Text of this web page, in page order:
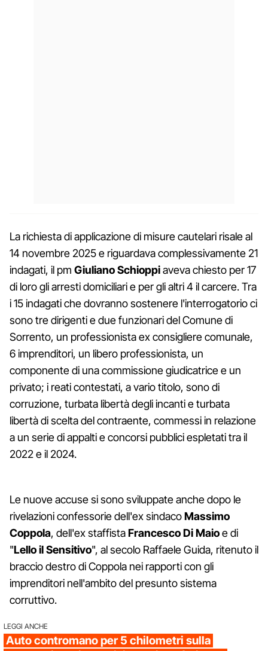
La richiesta di applicazione di misure cautelari risale al
14 novembre 2025 e riguardava complessivamente 21
indagati, il pm Giuliano Schioppiaveva chiesto per 17
di loro gli arresti domiciliari e per gli altri 4 il carcere. Tra
i 15 indagati che dovranno sostenere l'interrogatorio ci
sono tre dirigenti e due funzionari del Comune di
Sorrento, un professionista ex consigliere comunale,
6 imprenditori, un libero professionista, un
componente di una commissione giudicatrice e un
privato; i reati contestati, a vario titolo, sono di
corruzione, turbata libertà degli incanti e turbata
libertà di scelta del contraente, commessi in relazione
a un serie di appalti e concorsi pubblici espletati tra il
2022 e il 2024.
Le nuove accuse si sono sviluppate anche dopo le
rivelazioni confessorie dell'ex sindacoMassimo
Coppola, dell'ex staffistaFrancesco Di Maioe di
"Lello il Sensitivo", al secolo Raffaele Guida, ritenuto il
braccio destro di Coppola nei rapporti con gli
imprenditori nell'ambito del presunto sistema
corruttivo.
LEGGI ANCHE
Auto contromano per 5 chilometri sulla